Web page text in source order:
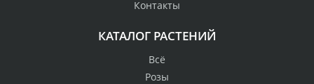
Контакты
КАТАЛОГ РАСТЕНИЙ
Всё
Розы